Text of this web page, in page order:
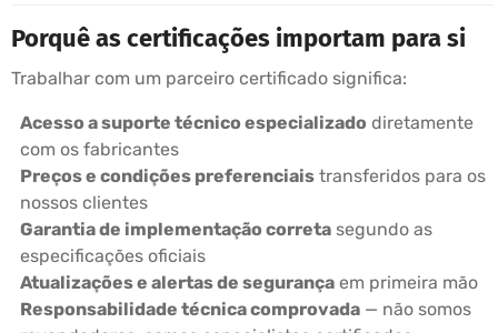
Porquê as certificações importam para si
Trabalhar com um parceiro certificado significa:
Acesso a suporte técnico especializado diretamente
com os fabricantes
Preços e condições preferenciais transferidos para os
nossos clientes
Garantia de implementação correta segundo as
especificações oficiais
Atualizações e alertas de segurança em primeira mão
Responsabilidade técnica comprovada — não somos